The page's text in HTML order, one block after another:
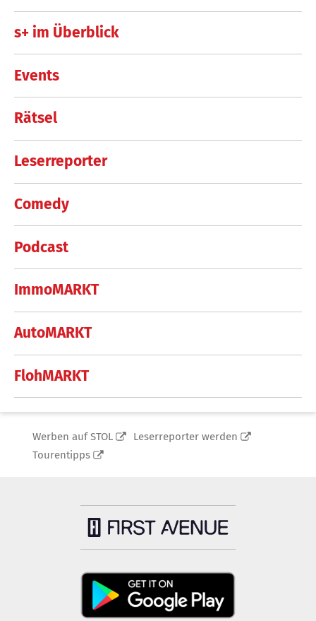
s+ im Überblick
Events
Rätsel
Leserreporter
Comedy
Podcast
ImmoMARKT
AutoMARKT
FlohMARKT
Werben auf STOL
Leserreporter werden
Tourentipps